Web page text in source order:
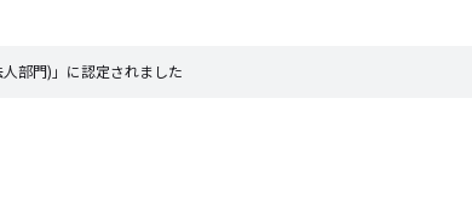
部門)」に認定されました